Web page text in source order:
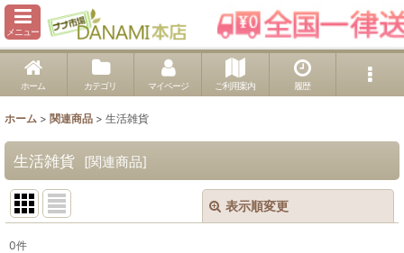
メニュー
ホーム カテゴリ マイページ ご利用案内 履歴
ホーム > 関連商品 > 生活雑貨
生活雑貨 [関連商品]
表示順変更
0件